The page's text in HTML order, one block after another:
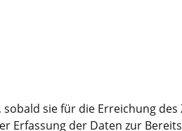
sie für die Erreichung
Erfassung der Daten zur